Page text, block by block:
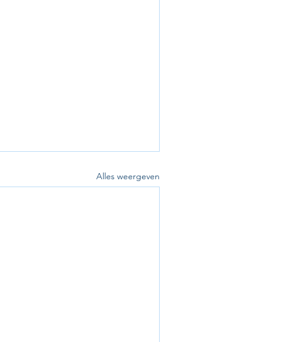
Alles weergeven